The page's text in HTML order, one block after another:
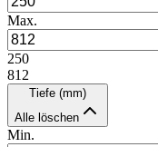
Max.
250
812
Tiefe (mm)
Alle löschen
Min.